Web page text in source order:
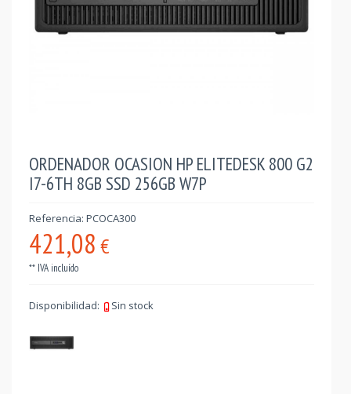
ORDENADOR OCASION HP ELITEDESK 800 G2
I7-6TH 8GB SSD 256GB W7P
Referencia: PCOCA300
421,08 €
** IVA incluído
Disponibilidad: Sin stock